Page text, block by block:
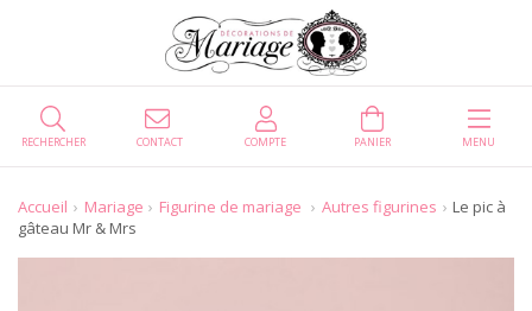
CONTACT
RECHERCHER COMPTE PANIER MENU
Accueil Mariage Figurine de mariage Autres figurines
Le pic à
gâteau Mr & Mrs